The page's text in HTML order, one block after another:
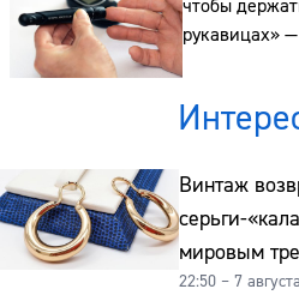
чтобы
рукавицах» —
Винтаж
серьги-
мировым
их ценят
22:50 – 7 августа